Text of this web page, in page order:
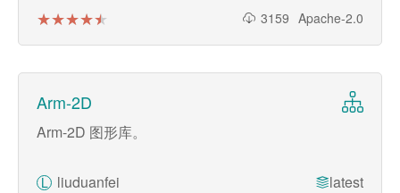
★★★★★
★★★★★ 3159 Apache-2.0
Arm-2D
Arm-2D 图形库。
L liuduanfei latest